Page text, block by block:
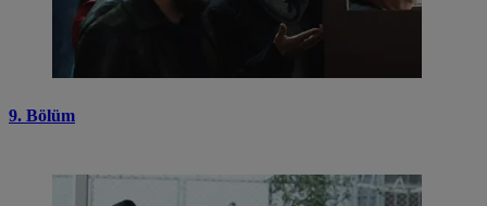
9. Bölüm